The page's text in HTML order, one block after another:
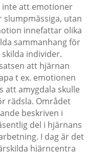
inte att emotioner
slumpmässiga, utan
innefattar olika
sammanhang för
individer.
att hjärnan
t ex. emotionen
att amygdala skulle
rädsla. Området
beskriven i
del i hjärnans
I dag är det
hjärncentra